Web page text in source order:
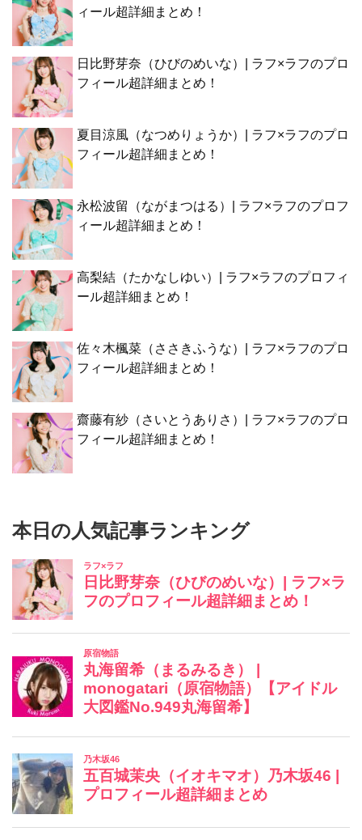
ィール超詳細まとめ！
日比野芽奈（ひびのめいな）| ラフ×ラフのプロ
フィール超詳細まとめ！
夏目涼風（なつめりょうか）| ラフ×ラフのプロ
フィール超詳細まとめ！
永松波留（ながまつはる）| ラフ×ラフのプロフ
ィール超詳細まとめ！
高梨結（たかなしゆい）| ラフ×ラフのプロフィ
ール超詳細まとめ！
佐々木楓菜（ささきふうな）| ラフ×ラフのプロ
フィール超詳細まとめ！
齋藤有紗（さいとうありさ）| ラフ×ラフのプロ
フィール超詳細まとめ！
本日の人気記事ランキング